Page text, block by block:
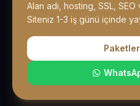
Alan adı, hosting, SSL,
Siteniz 1-3 iş günü içinde